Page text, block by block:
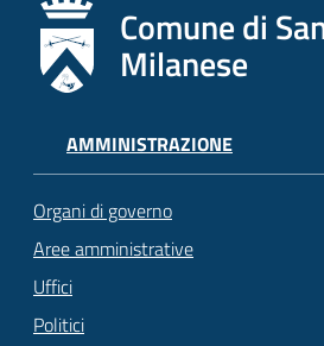
Comune di
Milanese
AMMINISTRAZIONE
Organi di governo
Aree amministrative
Uffici
Politici